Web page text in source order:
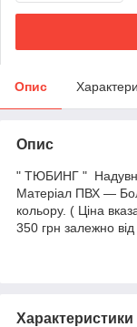
Опис
Опис
" ТЮБИНГ "
Матеріал ПВХ —
кольору. ( Ціна
350 грн залежно
Характеристики